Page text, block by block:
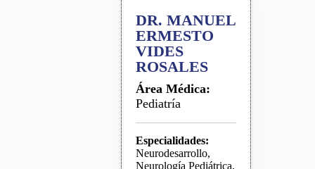
DR. MANUEL
ERMESTO
VIDES
ROSALES
Área Médica:
Pediatría
Especialidades:
Neurodesarrollo,
Neurología Pediátrica,